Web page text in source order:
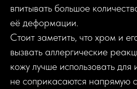
впитывать большое
её деформации.
Стоит заметить, что хром и
вызвать аллергические
кожу лучше использовать для
не соприкасаются напрямую